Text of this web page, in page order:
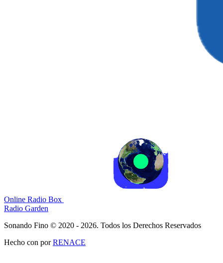
Online Radio Box
Radio Garden
Sonando Fino © 2020 - 2026. Todos los Derechos Reservados
Hecho con porRENACE